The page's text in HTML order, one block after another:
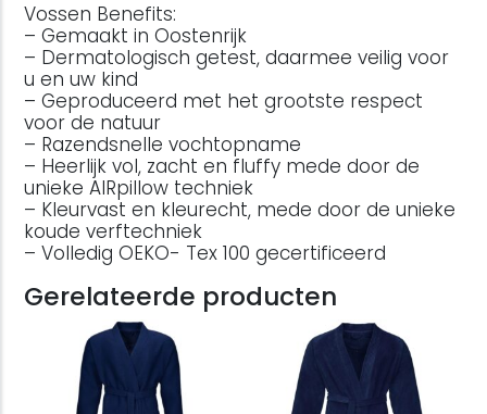
Vossen Benefits:
– Gemaakt in Oostenrijk
– Dermatologisch getest, daarmee veilig voor
u en uw kind
– Geproduceerd met het grootste respect
voor de natuur
– Razendsnelle vochtopname
– Heerlijk vol, zacht en fluffy mede door de
unieke AIRpillow techniek
– Kleurvast en kleurecht, mede door de unieke
koude verftechniek
– Volledig OEKO- Tex 100 gecertificeerd
Gerelateerde producten